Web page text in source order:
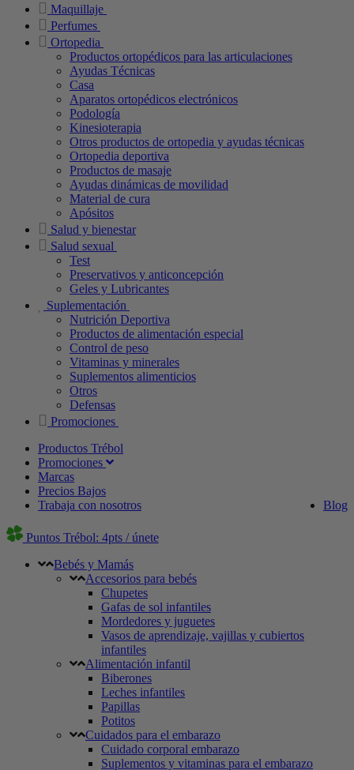
Maquillaje
Perfumes
Ortopedia
Productos ortopédicos para las articulaciones
Ayudas Técnicas
Casa
Aparatos ortopédicos electrónicos
Podología
Kinesioterapia
Otros productos de ortopedia y ayudas técnicas
Ortopedia deportiva
Productos de masaje
Ayudas dinámicas de movilidad
Material de cura
Apósitos
Salud y bienestar
Salud sexual
Test
Preservativos y anticoncepción
Geles y Lubricantes
Suplementación
Nutrición Deportiva
Productos de alimentación especial
Control de peso
Vitaminas y minerales
Suplementos alimenticios
Otros
Defensas
Promociones
Productos Trébol
Promociones
Marcas
Precios Bajos
Blog
Trabaja con nosotros
Puntos Trébol: 4pts / únete
Bebés y Mamás
Accesorios para bebés
Chupetes
Gafas de sol infantiles
Mordedores y juguetes
Vasos de aprendizaje, vajillas y cubiertos
infantiles
Alimentación infantil
Biberones
Leches infantiles
Papillas
Potitos
Cuidados para el embarazo
Cuidado corporal embarazo
Suplementos y vitaminas para el embarazo